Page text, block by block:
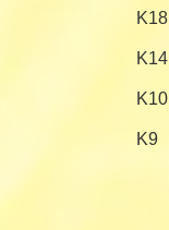
K18
K14
K10
K9